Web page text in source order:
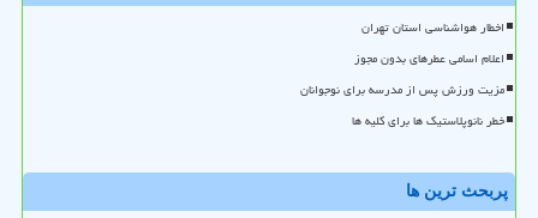
اخطار هواشناسی استان تهران
اعلام اسامی عطرهای بدون مجوز
مزیت ورزش پس از مدرسه برای نوجوانان
خطر نانوپلاستیک ها برای کلیه ها
پربحث ترین ها